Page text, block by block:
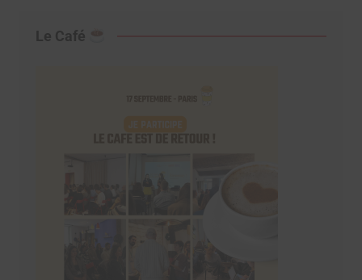
Le Café